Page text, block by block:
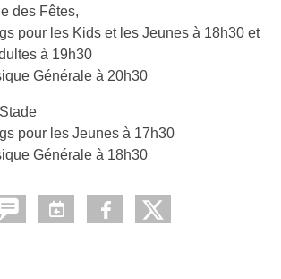
des Fêtes,
pour les Kids et les Jeunes à 18h30 et
à 19h30
Générale à 20h30
pour les Jeunes à 17h30
Générale à 18h30